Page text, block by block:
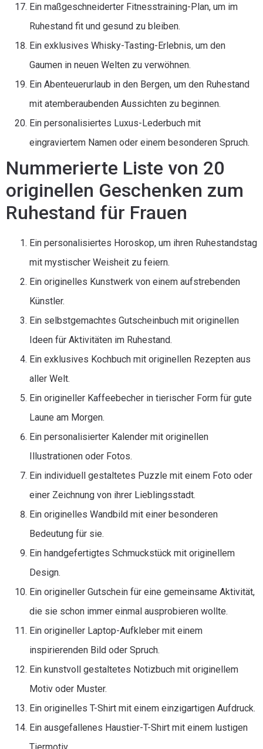
Ein maßgeschneiderter Fitnesstraining-Plan, um im
Ruhestand fit und gesund zu bleiben.
Ein exklusives Whisky-Tasting-Erlebnis, um den
Gaumen in neuen Welten zu verwöhnen.
Ein Abenteuerurlaub in den Bergen, um den Ruhestand
mit atemberaubenden Aussichten zu beginnen.
Ein personalisiertes Luxus-Lederbuch mit
eingraviertem Namen oder einem besonderen Spruch.
Nummerierte Liste von 20
originellen Geschenken zum
Ruhestand für Frauen
Ein personalisiertes Horoskop, um ihren Ruhestandstag
mit mystischer Weisheit zu feiern.
Ein originelles Kunstwerk von einem aufstrebenden
Künstler.
Ein selbstgemachtes Gutscheinbuch mit originellen
Ideen für Aktivitäten im Ruhestand.
Ein exklusives Kochbuch mit originellen Rezepten aus
aller Welt.
Ein origineller Kaffeebecher in tierischer Form für gute
Laune am Morgen.
Ein personalisierter Kalender mit originellen
Illustrationen oder Fotos.
Ein individuell gestaltetes Puzzle mit einem Foto oder
einer Zeichnung von ihrer Lieblingsstadt.
Ein originelles Wandbild mit einer besonderen
Bedeutung für sie.
Ein handgefertigtes Schmuckstück mit originellem
Design.
Ein origineller Gutschein für eine gemeinsame Aktivität,
die sie schon immer einmal ausprobieren wollte.
Ein origineller Laptop-Aufkleber mit einem
inspirierenden Bild oder Spruch.
Ein kunstvoll gestaltetes Notizbuch mit originellem
Motiv oder Muster.
Ein originelles T-Shirt mit einem einzigartigen Aufdruck.
Ein ausgefallenes Haustier-T-Shirt mit einem lustigen